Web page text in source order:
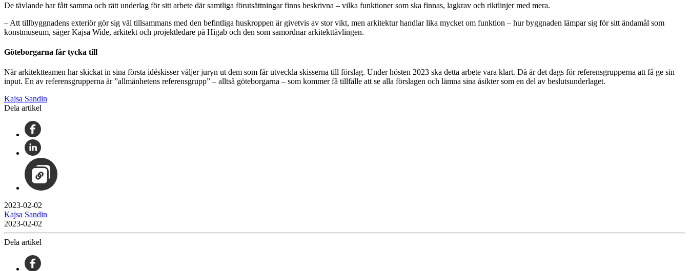
De tävlande har fått samma och rätt underlag för sitt arbete där samtliga förutsättningar finns beskrivna – vilka funktioner som ska finnas, lagkrav och riktlinjer med mera.
– Att tillbyggnadens exteriör gör sig väl tillsammans med den befintliga huskroppen är givetvis av stor vikt, men arkitektur handlar lika mycket om funktion – hur byggnaden lämpar sig för sitt ändamål som
konstmuseum, säger Kajsa Wide, arkitekt och projektledare på Higab och den som samordnar arkitekttävlingen.
Göteborgarna får tycka till
När arkitektteamen har skickat in sina första idéskisser väljer juryn ut dem som får utveckla skisserna till förslag. Under hösten 2023 ska detta arbete vara klart. Då är det dags för referensgrupperna att få ge sin
input. En av referensgrupperna är ”allmänhetens referensgrupp” – alltså göteborgarna – som kommer få tillfälle att se alla förslagen och lämna sina åsikter som en del av beslutsunderlaget.
Kajsa Sandin
Dela artikel
2023-02-02
Kajsa Sandin
2023-02-02
Dela artikel